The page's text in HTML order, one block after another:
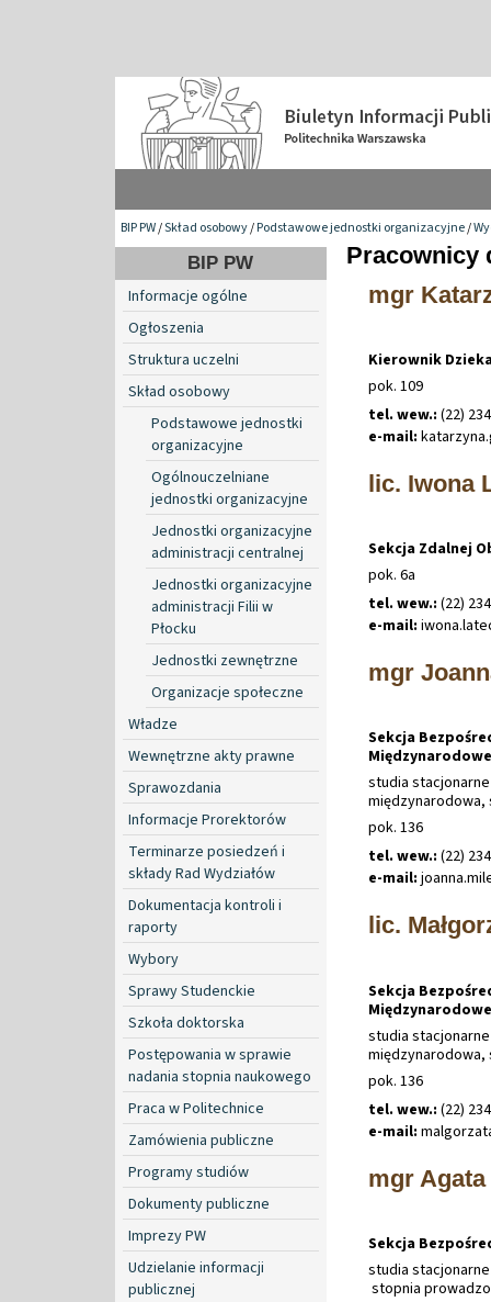
BIP PW/Skład osobowy/Podstawowe jednostki organizacyjne/
BIP PW
Informacje ogólne
Ogłoszenia
Struktura uczelni
Skład osobowy
Podstawowe jednostki
organizacyjne
Ogólnouczelniane
jednostki organizacyjne
Jednostki organizacyjne
administracji centralnej
Jednostki organizacyjne
administracji Filii w
Płocku
Jednostki zewnętrzne
Organizacje społeczne
Władze
Wewnętrzne akty prawne
Sprawozdania
Informacje Prorektorów
Terminarze posiedzeń i
składy Rad Wydziałów
Dokumentacja kontroli i
raporty
Wybory
Sprawy Studenckie
Szkoła doktorska
Postępowania w sprawie
nadania stopnia naukowego
Praca w Politechnice
Zamówienia publiczne
Programy studiów
Dokumenty publiczne
Imprezy PW
Udzielanie informacji
publicznej
Pracownicy
mgr
Kierownik
pok. 109
tel. wew.: (22)
e-mail: katarzyna.
lic. Iwona
Sekcja Zdalnej
pok. 6a
tel. wew.: (22)
e-mail: iwona.
mgr
Sekcja
studia
pok. 136
tel. wew.: (22)
e-mail: joanna.
lic.
Sekcja
studia
pok. 136
tel. wew.: (22)
e-mail:
mgr Agata
Sekcja
studia
stopnia